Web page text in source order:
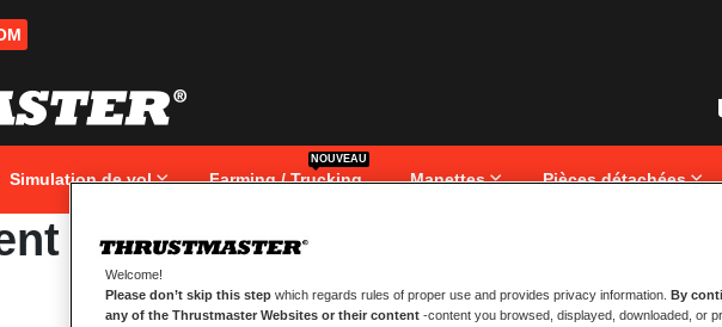
Simulation de vol Farming / Trucking
NOUVEAU
Manettes Pièces détachées
NOUVEAUX CLIENTS
Welcome!
Please don’t skip this step which regards rules of proper use and provides privacy information.
By
any of the Thrustmaster Websites or their content -content you browsed, displayed, downloaded, or